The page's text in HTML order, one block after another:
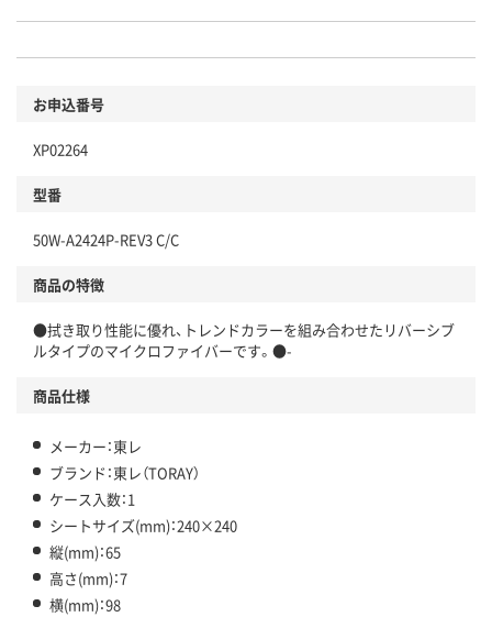
お申込番号
XP02264
型番
50W-A2424P-REV3 C/C
商品の特徴
●拭き取り性能に優れ、トレンドカラーを組み合わせたリバーシブ
ルタイプのマイクロファイバーです。●-
商品仕様
メーカー：東レ
ブランド：東レ（TORAY）
ケース入数：1
シートサイズ(mm)：240×240
縦(mm)：65
高さ(mm)：7
横(mm)：98